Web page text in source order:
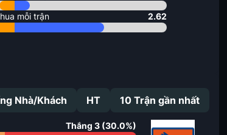
mỗi trận 2.62
Nhà/Khách HT 10 Trận gần nhất
Thắng 3 (30.0%)